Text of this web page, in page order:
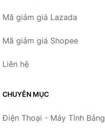
Mã giảm giá Lazada
Mã giảm giá Shopee
Liên hệ
CHUYÊN MỤC
Điện Thoại - Máy Tính Bảng